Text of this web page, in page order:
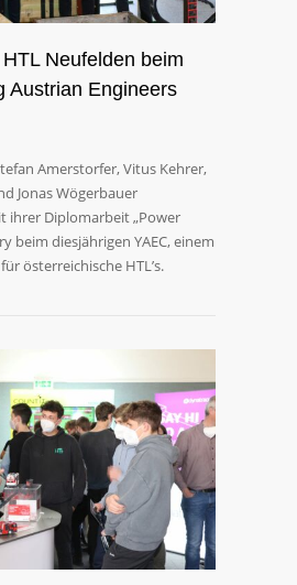
Neufelden beim
Austrian Engineers
Amerstorfer, Vitus Kehrer,
Jonas Wögerbauer
ihrer Diplomarbeit „Power
beim diesjährigen YAEC, einem
österreichische HTL’s.